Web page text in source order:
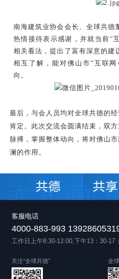
南海建筑业协会会长、全球共德
热情接待表示感谢，并就当前“
相关看法，提出了富有深意的建
相互了解，能对佛山市“互联
向。
最后，与会人员均对全球共德的
肯定。此次交流会圆满结束，双
脉搏，掌握整体动向，将对佛山
澜的作用。
客服电话
4000-883-993
工作日上午8:30-12:00,下午13：30-17
关注“全球共德” 全